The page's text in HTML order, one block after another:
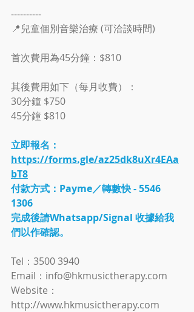
----------
📍兒童個別音樂治療 (可洽談時間)
首次費用為45分鐘：$810
其後費用如下（每月收費）：
30分鐘 $750
45分鐘 $810
立即報名：
https://forms.gle/az25dk8uXr4EAa
bT8
付款方式：Payme／轉數快 - 5546
1306
完成後請Whatsapp/Signal 收據給我
們以作確認。
Tel：3500 3940
Email：info@hkmusictherapy.com
Website：
http://www.hkmusictherapy.com